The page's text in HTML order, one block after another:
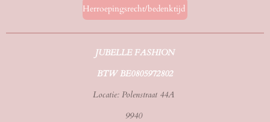
Herroepingsrecht/bedenktijd
JUBELLE FASHION
BTW BE0805972802
Locatie: Polenstraat 44A
9940